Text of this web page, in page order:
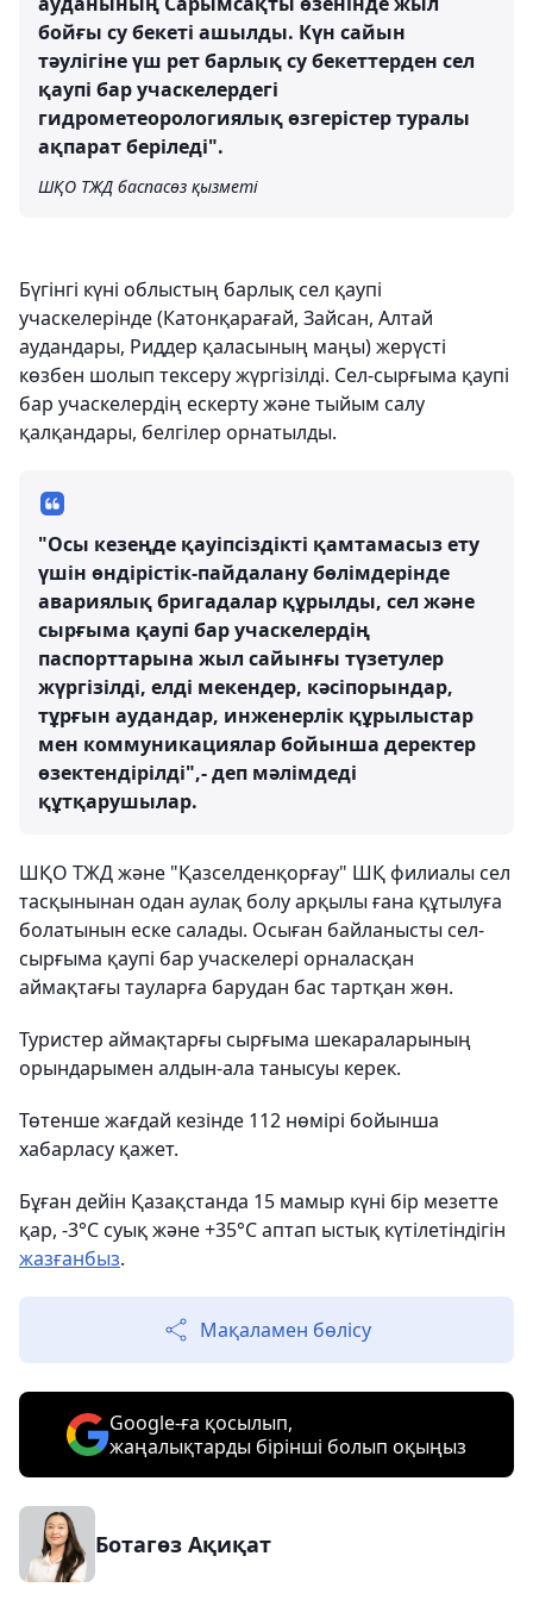
бойғы су бекеті ашылды. Күн сайын
тәулігіне үш рет барлық су бекеттерден сел
қаупі бар учаскелердегі
гидрометеорологиялық өзгерістер туралы
ақпарат беріледі".
ШҚО ТЖД баспасөз қызметі
Бүгінгі күні облыстың барлық сел қаупі
учаскелерінде (Катонқарағай, Зайсан, Алтай
аудандары, Риддер қаласының маңы) жерүсті
көзбен шолып тексеру жүргізілді. Сел-сырғыма қаупі
бар учаскелердің ескерту және тыйым салу
қалқандары, белгілер орнатылды.
"Осы кезеңде қауіпсіздікті қамтамасыз ету
үшін өндірістік-пайдалану бөлімдерінде
авариялық бригадалар құрылды, сел және
сырғыма қаупі бар учаскелердің
паспорттарына жыл сайынғы түзетулер
жүргізілді, елді мекендер, кәсіпорындар,
тұрғын аудандар, инженерлік құрылыстар
мен коммуникациялар бойынша деректер
өзектендірілді",- деп мәлімдеді
құтқарушылар.
ШҚО ТЖД және "Қазселденқорғау" ШҚ филиалы сел
тасқынынан одан аулақ болу арқылы ғана құтылуға
болатынын еске салады. Осыған байланысты сел-
сырғыма қаупі бар учаскелері орналасқан
аймақтағы тауларға барудан бас тартқан жөн.
Туристер аймақтарғы сырғыма шекараларының
орындарымен алдын-ала танысуы керек.
Төтенше жағдай кезінде 112 нөмірі бойынша
хабарласу қажет.
Бұған дейін Қазақстанда 15 мамыр күні бір мезетте
қар, -3°С суық және +35°С аптап ыстық күтілетіндігін
жазғанбыз.
Мақаламен бөлісу
Google-ға қосылып,
жаңалықтарды бірінші болып оқыңыз
Ботагөз Ақиқат